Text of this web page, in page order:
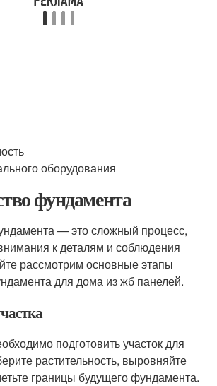
оборудования
фундамента
— это сложный процесс,
к деталям и соблюдения
рассмотрим основные этапы
для дома из жб панелей.
подготовить участок для
растительность, выровняйте
границы будущего фундамента.